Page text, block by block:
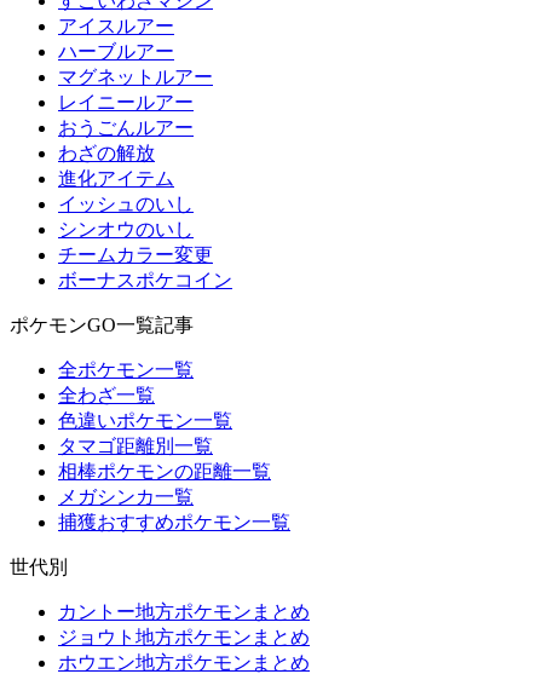
アイスルアー
ハーブルアー
マグネットルアー
レイニールアー
おうごんルアー
わざの解放
進化アイテム
イッシュのいし
シンオウのいし
チームカラー変更
ボーナスポケコイン
ポケモンGO一覧記事
全ポケモン一覧
全わざ一覧
色違いポケモン一覧
タマゴ距離別一覧
相棒ポケモンの距離一覧
メガシンカ一覧
捕獲おすすめポケモン一覧
世代別
カントー地方ポケモンまとめ
ジョウト地方ポケモンまとめ
ホウエン地方ポケモンまとめ